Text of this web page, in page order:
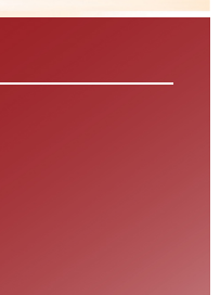
オープン！～社員とご家族
ループにRPAを導入しまし